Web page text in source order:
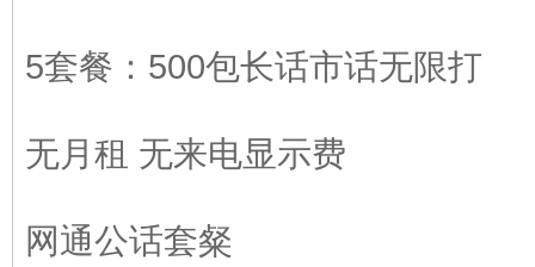
5套餐：500包长话市话无限打
无月租 无来电显示费
网通公话套粲